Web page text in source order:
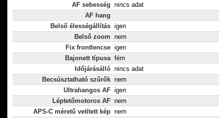
AF sebesség nincs adat
AF hang
Belső élességállítás igen
Belső zoom nem
Fix frontlencse igen
Bajonett típusa fém
Időjárásálló nincs adat
Becsúsztatható szűrők nem
Ultrahangos AF igen
Léptetőmotoros AF nem
APS-C méretű vetített kép nem